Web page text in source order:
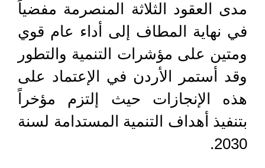
مدى العقود الثلاثة المنصرمة مفضياً
في نهاية المطاف إلى أداء عام قوي
ومتين على مؤشرات التنمية والتطور
وقد أستمر الأردن في الإعتماد على
هذه الإنجازات حيث إلتزم مؤخراً
بتنفيذ أهداف التنمية المستدامة لسنة
2030.